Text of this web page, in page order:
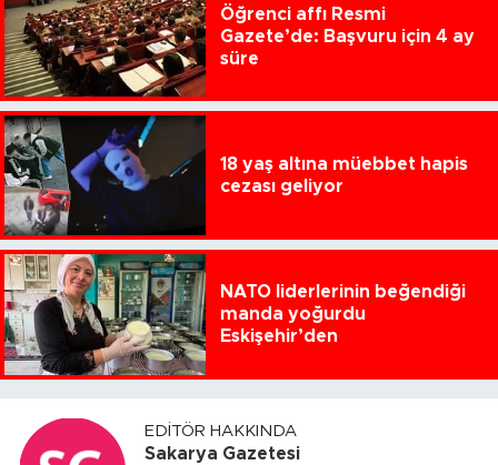
Öğrenci affı Resmi
Gazete’de: Başvuru için 4 ay
süre
18 yaş altına müebbet hapis
cezası geliyor
NATO liderlerinin beğendiği
manda yoğurdu
Eskişehir’den
EDITÖR HAKKINDA
Sakarya Gazetesi